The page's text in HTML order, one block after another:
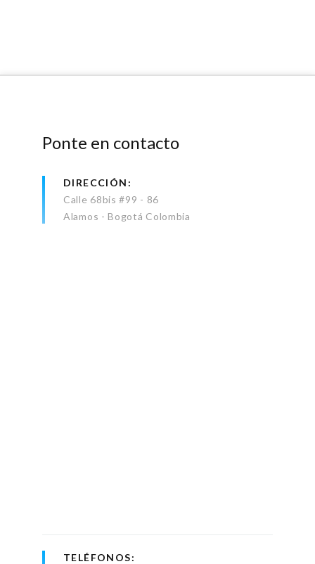
Ponte en contacto
DIRECCIÓN
Calle 68bis #99 - 86
Alamos - Bogotá Colombia
TELÉFONOS